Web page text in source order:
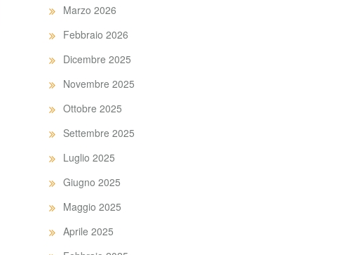
Marzo 2026
Febbraio 2026
Dicembre 2025
Novembre 2025
Ottobre 2025
Settembre 2025
Luglio 2025
Giugno 2025
Maggio 2025
Aprile 2025